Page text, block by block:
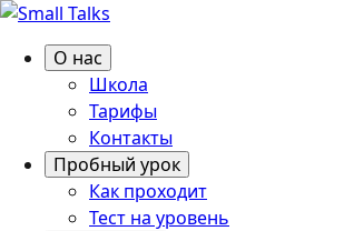
О нас
Школа
Тарифы
Контакты
Пробный урок
Как проходит
Тест на уровень